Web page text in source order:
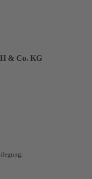
& Co. KG